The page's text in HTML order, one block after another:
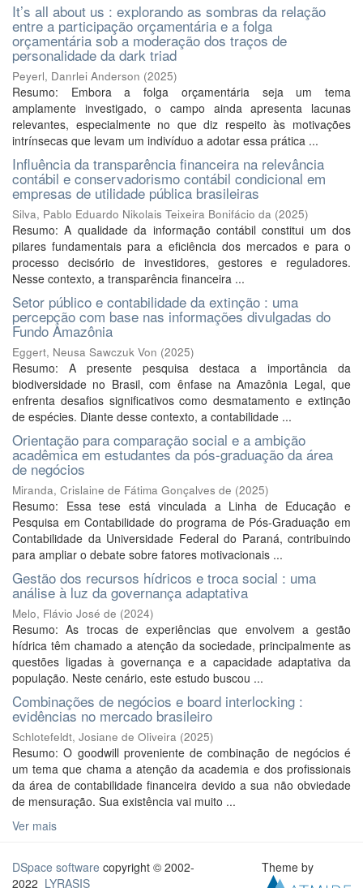
It’s all about us : explorando as sombras da relação
entre a participação orçamentária e a folga
orçamentária sob a moderação dos traços de
personalidade da dark triad
Peyerl, Danrlei Anderson (2025)
Resumo: Embora a folga orçamentária seja um tema
amplamente investigado, o campo ainda apresenta lacunas
relevantes, especialmente no que diz respeito às motivações
intrínsecas que levam um indivíduo a adotar essa prática ...
Influência da transparência financeira na relevância
contábil e conservadorismo contábil condicional em
empresas de utilidade pública brasileiras
Silva, Pablo Eduardo Nikolais Teixeira Bonifácio da (2025)
Resumo: A qualidade da informação contábil constitui um dos
pilares fundamentais para a eficiência dos mercados e para o
processo decisório de investidores, gestores e reguladores.
Nesse contexto, a transparência financeira ...
Setor público e contabilidade da extinção : uma
percepção com base nas informações divulgadas do
Fundo Amazônia
Eggert, Neusa Sawczuk Von (2025)
Resumo: A presente pesquisa destaca a importância da
biodiversidade no Brasil, com ênfase na Amazônia Legal, que
enfrenta desafios significativos como desmatamento e extinção
de espécies. Diante desse contexto, a contabilidade ...
Orientação para comparação social e a ambição
acadêmica em estudantes da pós-graduação da área
de negócios
Miranda, Crislaine de Fátima Gonçalves de (2025)
Resumo: Essa tese está vinculada a Linha de Educação e
Pesquisa em Contabilidade do programa de Pós-Graduação em
Contabilidade da Universidade Federal do Paraná, contribuindo
para ampliar o debate sobre fatores motivacionais ...
Gestão dos recursos hídricos e troca social : uma
análise à luz da governança adaptativa
Melo, Flávio José de (2024)
Resumo: As trocas de experiências que envolvem a gestão
hídrica têm chamado a atenção da sociedade, principalmente as
questões ligadas à governança e a capacidade adaptativa da
população. Neste cenário, este estudo buscou ...
Combinações de negócios e board interlocking :
evidências no mercado brasileiro
Schlotefeldt, Josiane de Oliveira (2025)
Resumo: O goodwill proveniente de combinação de negócios é
um tema que chama a atenção da academia e dos profissionais
da área de contabilidade financeira devido a sua não obviedade
de mensuração. Sua existência vai muito ...
Ver mais
DSpace software copyright © 2002-
2022 LYRASIS
Theme by